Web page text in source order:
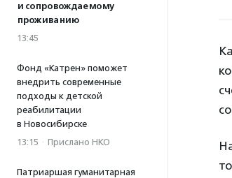
и сопровождаемому
проживанию
13:45
Фонд «Катрен» поможет
внедрить современные
подходы к детской
реабилитации
в Новосибирске
13:15 · Прислано НКО
Патриаршая гуманитарная